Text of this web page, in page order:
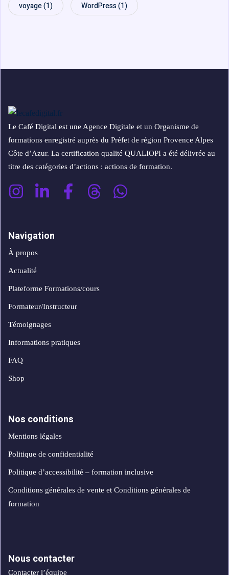
voyage(1) WordPress(1)
Le Café Digital est une Agence Digitale et un Organisme de
formations enregistré auprès du Préfet de région Provence Alpes
Côte d’Azur. La certification qualité QUALIOPI a été délivrée au
titre des catégories d’actions : actions de formation.
Navigation
À propos
Actualité
Plateforme Formations/cours
Formateur/Instructeur
Témoignages
Informations pratiques
FAQ
Shop
Nos conditions
Mentions légales
Politique de confidentialité
Politique d’accessibilité – formation inclusive
Conditions générales de vente et Conditions générales de
formation
Nous contacter
Contacter l’équipe